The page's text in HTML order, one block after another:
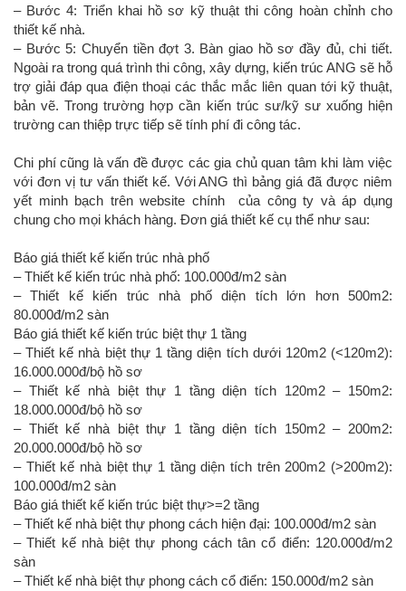
– Bước 4: Triển khai hồ sơ kỹ thuật thi công hoàn chỉnh cho
thiết kế nhà.
– Bước 5: Chuyển tiền đợt 3. Bàn giao hồ sơ đầy đủ, chi tiết.
Ngoài ra trong quá trình thi công, xây dựng, kiến trúc ANG sẽ hỗ
trợ giải đáp qua điện thoại các thắc mắc liên quan tới kỹ thuật,
bản vẽ. Trong trường hợp cần kiến trúc sư/kỹ sư xuống hiện
trường can thiệp trực tiếp sẽ tính phí đi công tác.
Chi phí cũng là vấn đề được các gia chủ quan tâm khi làm việc
với đơn vị tư vấn thiết kế. Với ANG thì bảng giá đã được niêm
yết minh bạch trên website chính của công ty và áp dụng
chung cho mọi khách hàng. Đơn giá thiết kế cụ thể như sau:
Báo giá thiết kế kiến trúc nhà phố
– Thiết kế kiến trúc nhà phố: 100.000đ/m2 sàn
– Thiết kế kiến trúc nhà phố diện tích lớn hơn 500m2:
80.000đ/m2 sàn
Báo giá thiết kế kiến trúc biệt thự 1 tầng
– Thiết kế nhà biệt thự 1 tầng diện tích dưới 120m2 (<120m2):
16.000.000đ/bộ hồ sơ
– Thiết kế nhà biệt thự 1 tầng diện tích 120m2 – 150m2:
18.000.000đ/bộ hồ sơ
– Thiết kế nhà biệt thự 1 tầng diện tích 150m2 – 200m2:
20.000.000đ/bộ hồ sơ
– Thiết kế nhà biệt thự 1 tầng diện tích trên 200m2 (>200m2):
100.000đ/m2 sàn
Báo giá thiết kế kiến trúc biệt thự>=2 tầng
– Thiết kế nhà biệt thự phong cách hiện đại: 100.000đ/m2 sàn
– Thiết kế nhà biệt thự phong cách tân cổ điển: 120.000đ/m2
sàn
– Thiết kế nhà biệt thự phong cách cổ điển: 150.000đ/m2 sàn